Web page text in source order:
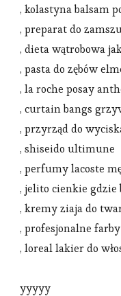
, kolastyna balsam
, preparat do
, dieta wątrobowa
, pasta do zębów
, la roche posay
, curtain bangs
, przyrząd do
, shiseido ultimune
, perfumy lacoste
, jelito cienkie gdzie
, kremy ziaja do
, profesjonalne
, loreal lakier do
yyyyy